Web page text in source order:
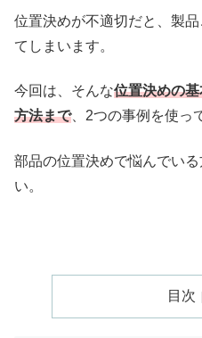
位置決めが不適切だと、製
てしまいます。
今回は、そんな位置決めの
方法まで、2つの事例を使っ
部品の位置決めで悩んでい
い。
目次